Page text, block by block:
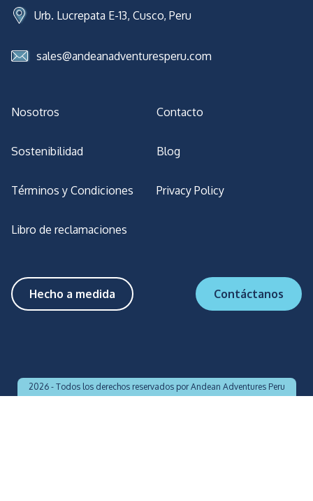
Urb. Lucrepata E-13, Cusco, Peru
sales@andeanadventuresperu.com
Nosotros Contacto
Sostenibilidad Blog
Términos y Condiciones Privacy Policy
Libro de reclamaciones
Hecho a medida Contáctanos
2026 - Todos los derechos reservados por Andean Adventures Peru